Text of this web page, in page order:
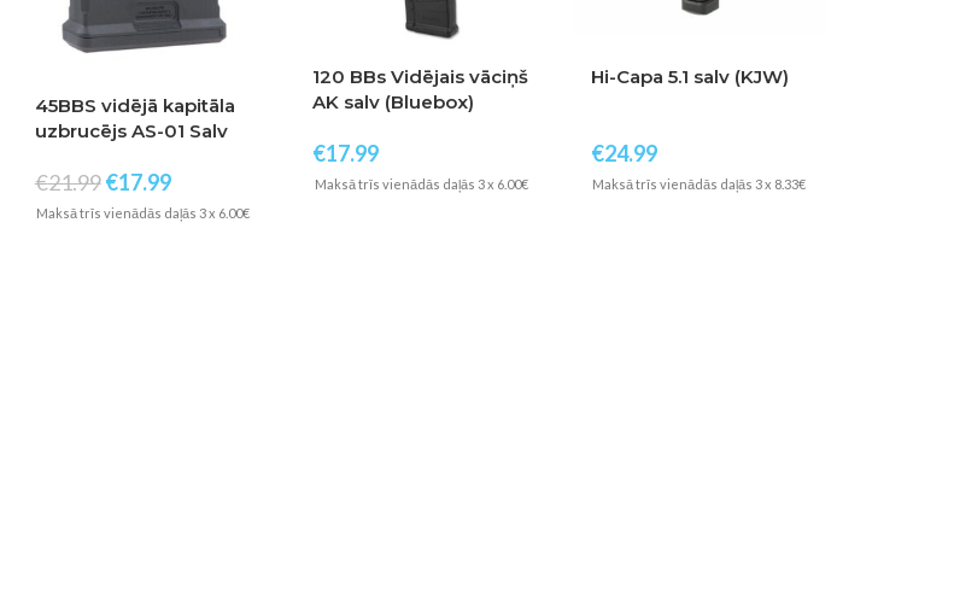
45BBS vidējā kapitāla
uzbrucējs AS-01 Salv
€21.99€17.99
Maksā trīs vienādās daļās 3 x 6.00€
120 BBs Vidējais vāciņš
AK salv (Bluebox)
€17.99
Maksā trīs vienādās daļās 3 x 6.00€
Hi-Capa 5.1 salv (KJW)
€24.99
Maksā trīs vienādās daļās 3 x 8.33€